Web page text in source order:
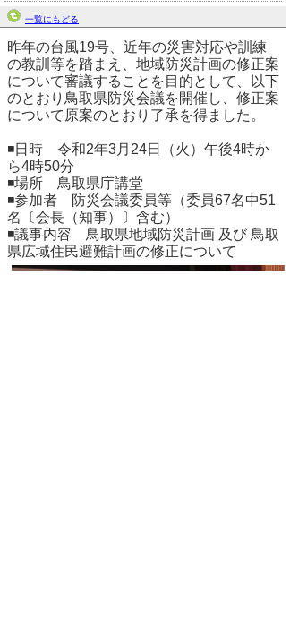
一覧にもどる
昨年の台風19号、近年の災害対応や訓練
の教訓等を踏まえ、地域防災計画の修正案
について審議することを目的として、以下
のとおり鳥取県防災会議を開催し、修正案
について原案のとおり了承を得ました。
◾日時 令和2年3月24日（火）午後4時か
ら4時50分
◾場所 鳥取県庁講堂
◾参加者 防災会議委員等（委員67名中51
名〔会長（知事）〕含む）
◾議事内容 鳥取県地域防災計画 及び 鳥取
県広域住民避難計画の修正について